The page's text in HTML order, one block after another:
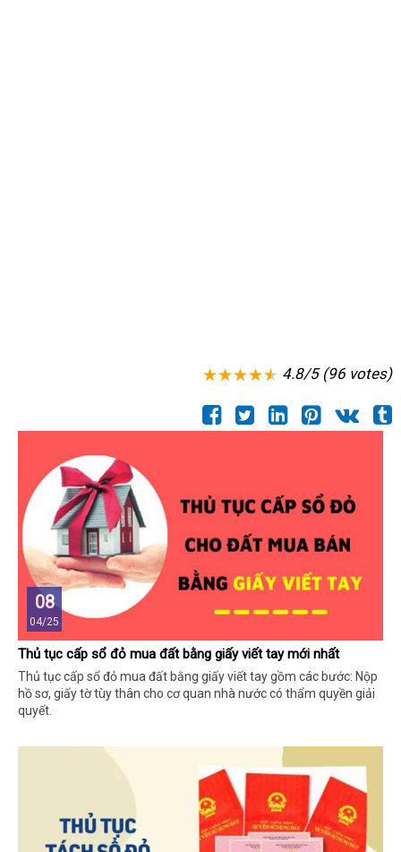
4.8/5 (96 votes)
08
04/25
Thủ tục cấp sổ đỏ mua đất bằng giấy viết tay mới nhất
Thủ tục cấp sổ đỏ mua đất bằng giấy viết tay gồm các bước: Nộp
hồ sơ, giấy tờ tùy thân cho cơ quan nhà nước có thẩm quyền giải
quyết.